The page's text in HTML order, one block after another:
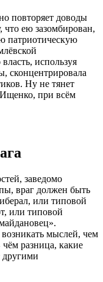
повторяет доводы
что ею зазомбирован,
патриотическую
используя
сконцентрировала
Ну не тянет
при всём
заведомо
враг должен быть
или типовой
или типовой
мыслей, чем
чём разница, какие
другими